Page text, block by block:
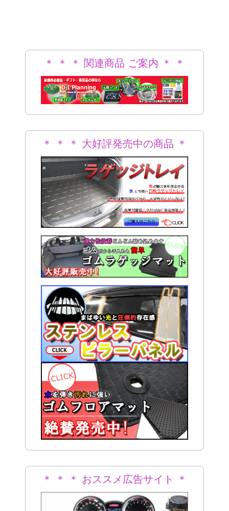
＊ ＊ ＊ 関連商品 ご案内 ＊ ＊
＊
＊ ＊ ＊ 大好評発売中の商品 ＊
＊ ＊
＊ ＊ ＊ おススメ広告サイト ＊
＊ ＊